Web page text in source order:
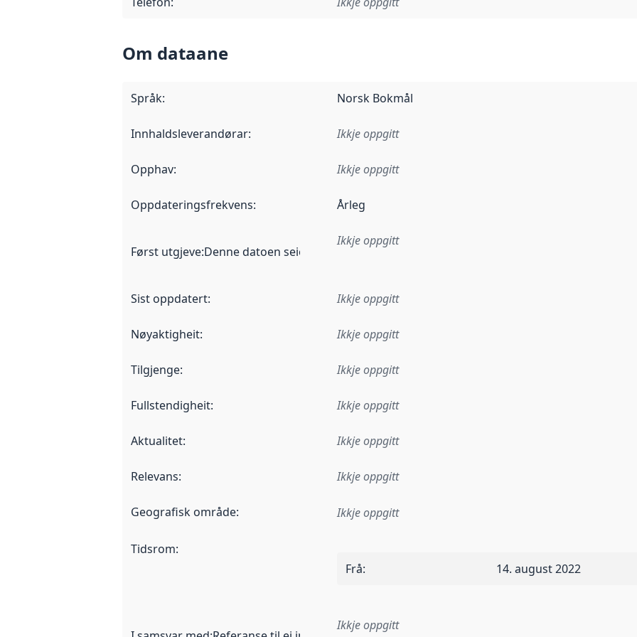
Om dataane
Språk: Norsk Bokmål
Innhaldsleverandørar: Ikkje oppgitt
Opphav: Ikkje oppgitt
Oppdateringsfrekvens: Årleg
Først utgjeve:Denne datoen seier når dataa i dette datasettet først blei utgitt. Det kan ha
Ikkje oppgitt
Sist oppdatert: Ikkje oppgitt
Nøyaktigheit: Ikkje oppgitt
Tilgjenge: Ikkje oppgitt
Fullstendigheit: Ikkje oppgitt
Aktualitet: Ikkje oppgitt
Relevans: Ikkje oppgitt
Geografisk område: Ikkje oppgitt
Tidsrom:
Frå: 14. august 2022
Ikkje oppgitt